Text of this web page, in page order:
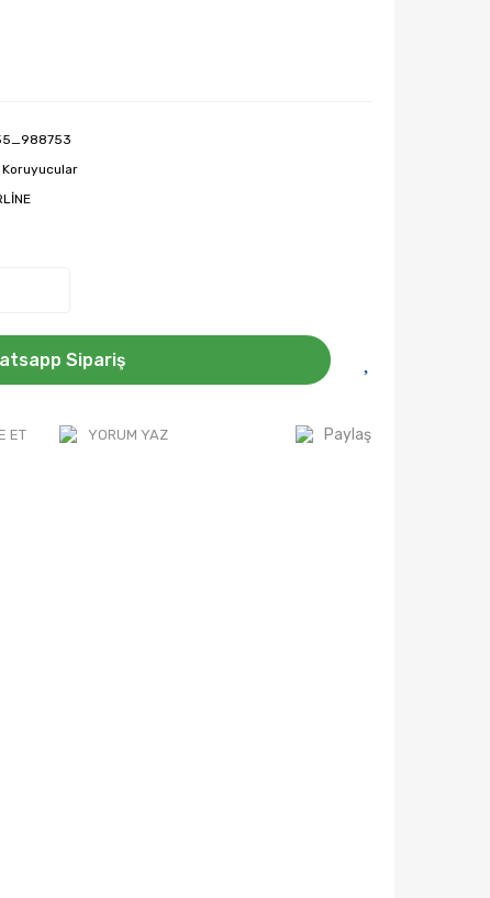
Koruyucular
Sipariş
ET YORUM YAZ Paylaş